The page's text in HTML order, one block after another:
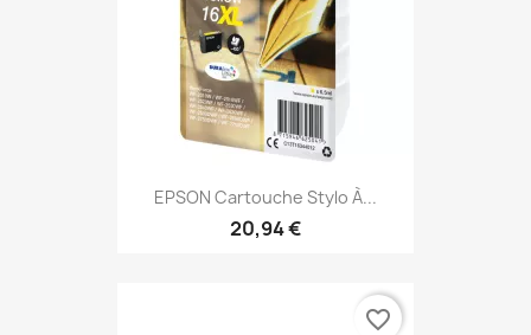
EPSON Cartouche Stylo À...
20,94 €
favorite_border